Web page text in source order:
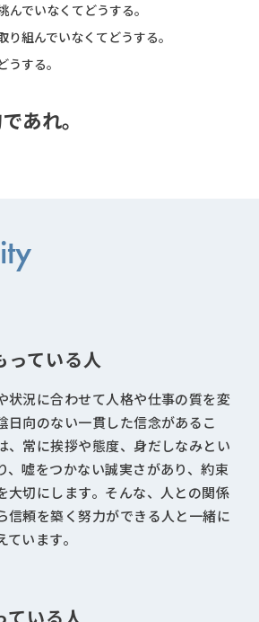
んでいなくてどうする。
り組んでいなくてどうする。
する。
あれ。
っている人
状況に合わせて人格や仕事の質を変
日向のない一貫した信念があるこ
、常に挨拶や態度、身だしなみとい
、嘘をつかない誠実さがあり、約束
大切にします。そんな、人との関係
信頼を築く努力ができる人と一緒に
います。